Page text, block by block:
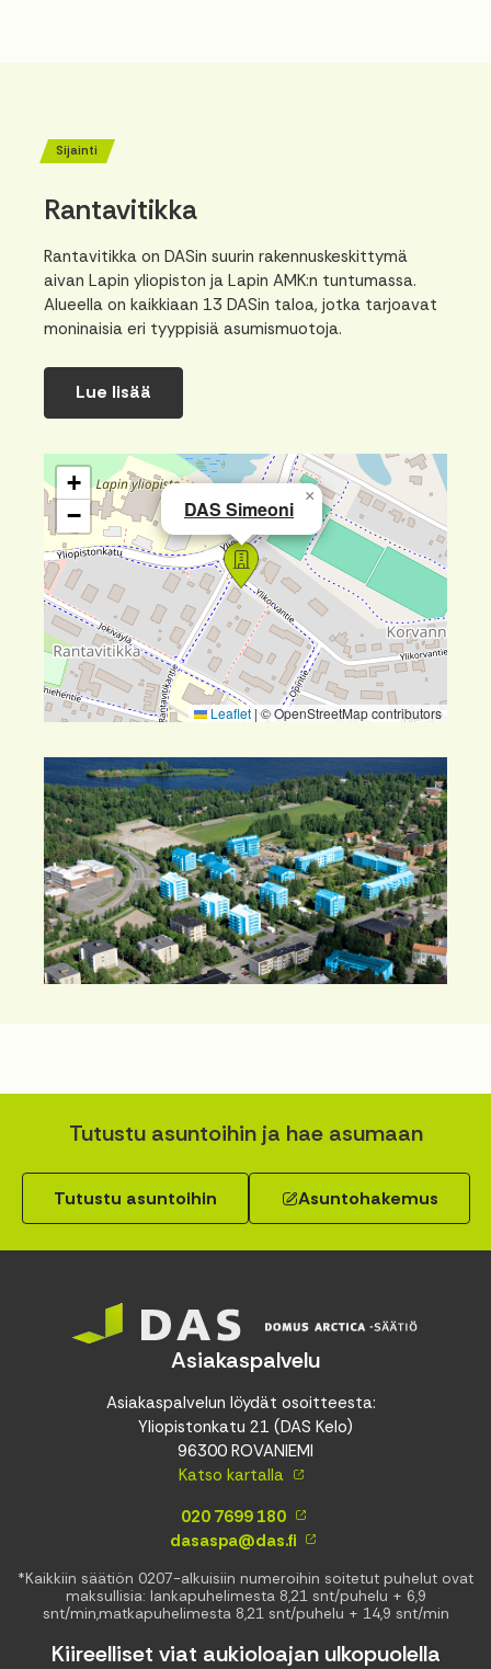
Sijainti
Rantavitikka
Rantavitikka on DASin suurin rakennuskeskittymä
aivan Lapin yliopiston ja Lapin AMK:n tuntumassa.
Alueella on kaikkiaan 13 DASin taloa, jotka tarjoavat
moninaisia eri tyyppisiä asumismuotoja.
Lue lisää
DAS Simeoni
×
+
−
Leaflet|© OpenStreetMap contributors
Tutustu asuntoihin ja hae asumaan
Tutustu asuntoihin Asuntohakemus
Asiakaspalvelu
Asiakaspalvelun löydät osoitteesta:
Yliopistonkatu 21 (DAS Kelo)
96300 ROVANIEMI
Katso kartalla
020 7699 180
dasaspa@das.fi
*Kaikkiin säätiön 0207-alkuisiin numeroihin soitetut puhelut ovat
maksullisia: lankapuhelimesta 8,21 snt/puhelu + 6,9
snt/min,matkapuhelimesta 8,21 snt/puhelu + 14,9 snt/min
Kiireelliset viat aukioloajan ulkopuolella